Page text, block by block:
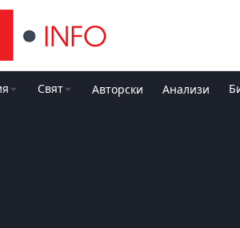
Свят Авторски Анализи